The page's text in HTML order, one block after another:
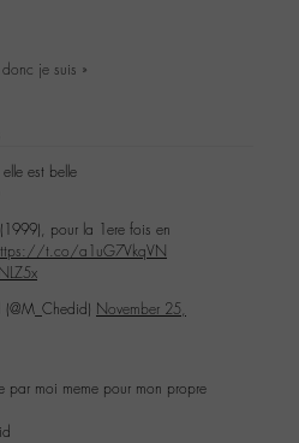
je suis »
est belle
(1999), pour la 1ere fois en
t.co/a1uG7VkqVN
November 25,
par moi meme pour mon propre